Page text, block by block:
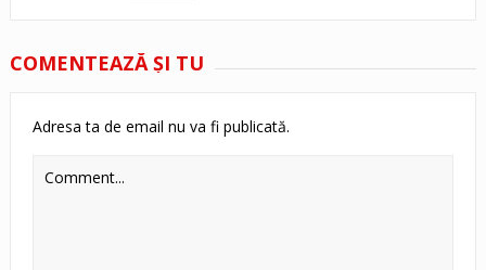
COMENTEAZĂ ŞI TU
Adresa ta de email nu va fi publicată.